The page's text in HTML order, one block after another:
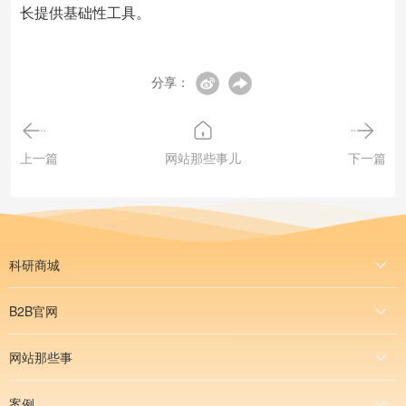
长提供基础性工具。
分享：
上一篇 网站那些事儿 下一篇
科研商城
B2B官网
网站那些事